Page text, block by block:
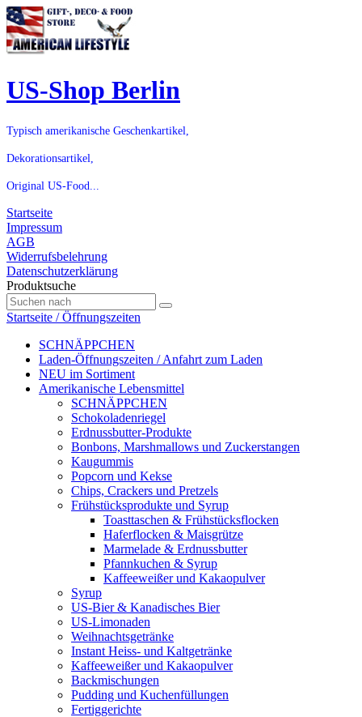
US-Shop Berlin
Typisch amerikanische Geschenkartikel,
Dekorationsartikel,
Original US-Food...
Startseite
Impressum
AGB
Widerrufsbelehrung
Datenschutzerklärung
Produktsuche
Startseite / Öffnungszeiten
SCHNÄPPCHEN
Laden-Öffnungszeiten / Anfahrt zum Laden
NEU im Sortiment
Amerikanische Lebensmittel
SCHNÄPPCHEN
Schokoladenriegel
Erdnussbutter-Produkte
Bonbons, Marshmallows und Zuckerstangen
Kaugummis
Popcorn und Kekse
Chips, Crackers und Pretzels
Frühstücksprodukte und Syrup
Toasttaschen & Frühstücksflocken
Haferflocken & Maisgrütze
Marmelade & Erdnussbutter
Pfannkuchen & Syrup
Kaffeeweißer und Kakaopulver
Syrup
US-Bier & Kanadisches Bier
US-Limonaden
Weihnachtsgetränke
Instant Heiss- und Kaltgetränke
Kaffeeweißer und Kakaopulver
Backmischungen
Pudding und Kuchenfüllungen
Fertiggerichte